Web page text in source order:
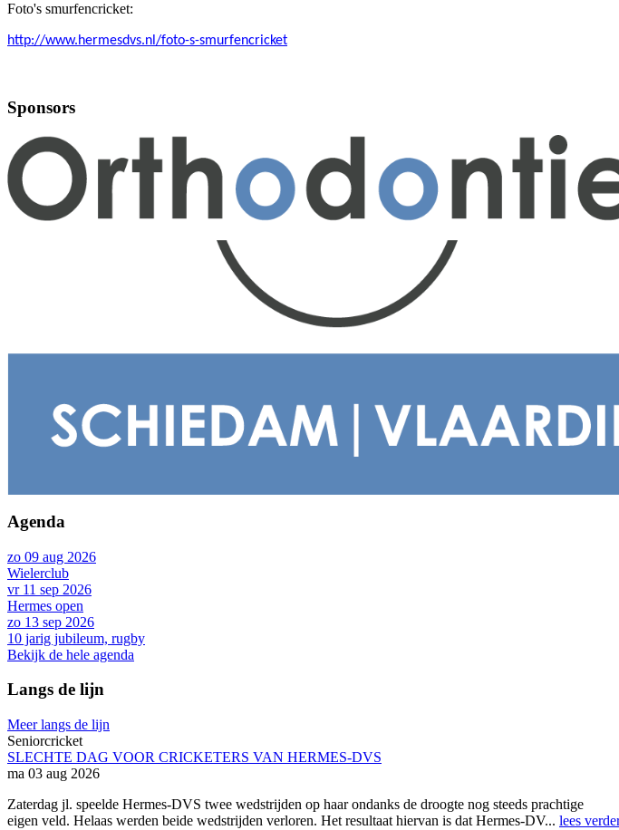
Foto's smurfencricket:
http://www.hermesdvs.nl/foto-s-smurfencricket
Sponsors
Agenda
zo 09 aug 2026
Wielerclub
vr 11 sep 2026
Hermes open
zo 13 sep 2026
10 jarig jubileum, rugby
Bekijk de hele agenda
Langs de lijn
Meer langs de lijn
Seniorcricket
SLECHTE DAG VOOR CRICKETERS VAN HERMES-DVS
ma 03 aug 2026
Zaterdag jl. speelde Hermes-DVS twee wedstrijden op haar ondanks de droogte nog steeds prachtige
eigen veld. Helaas werden beide wedstrijden verloren. Het resultaat hiervan is dat Hermes-DV... lees